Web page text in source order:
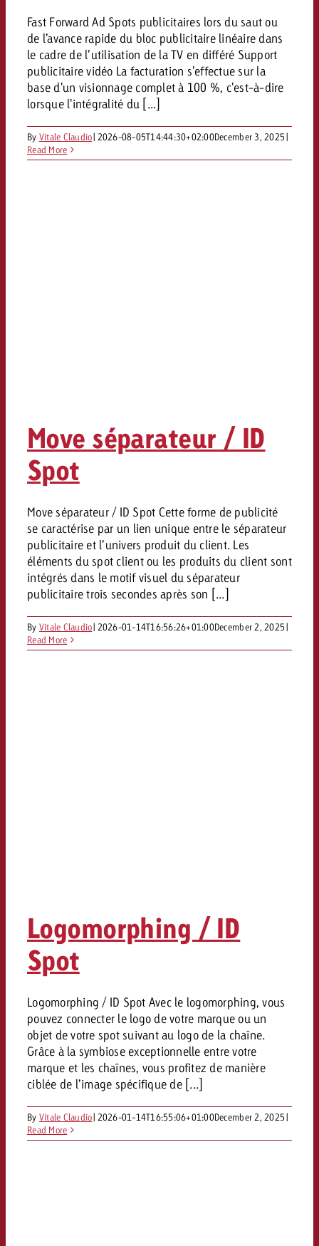
Fast Forward Ad Spots publicitaires lors du saut ou
de l’avance rapide du bloc publicitaire linéaire dans
le cadre de l’utilisation de la TV en différé Support
publicitaire vidéo La facturation s'effectue sur la
base d'un visionnage complet à 100 %, c'est-à-dire
lorsque l'intégralité du [...]
By Vitale Claudio| 2026-08-05T14:44:30+02:00December 3, 2025|
Read More
Move séparateur / ID
Spot
Move séparateur / ID Spot Cette forme de publicité
se caractérise par un lien unique entre le séparateur
publicitaire et l’univers produit du client. Les
éléments du spot client ou les produits du client sont
intégrés dans le motif visuel du séparateur
publicitaire trois secondes après son [...]
By Vitale Claudio| 2026-01-14T16:56:26+01:00December 2, 2025|
Read More
Logomorphing / ID
Spot
Logomorphing / ID Spot Avec le logomorphing, vous
pouvez connecter le logo de votre marque ou un
objet de votre spot suivant au logo de la chaîne.
Grâce à la symbiose exceptionnelle entre votre
marque et les chaînes, vous profitez de manière
ciblée de l’image spécifique de [...]
By Vitale Claudio| 2026-01-14T16:55:06+01:00December 2, 2025|
Read More